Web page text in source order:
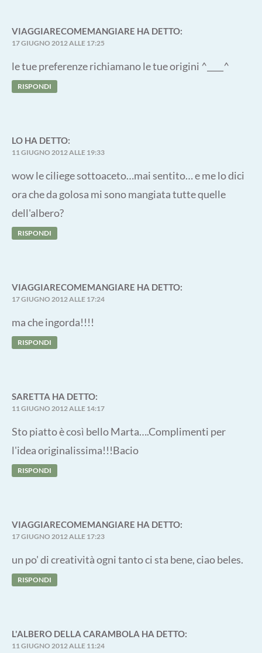
VIAGGIARECOMEMANGIARE HA DETTO:
17 GIUGNO 2012 ALLE 17:25
le tue preferenze richiamano le tue origini ^____^
RISPONDI
LO HA DETTO:
11 GIUGNO 2012 ALLE 19:33
wow le ciliege sottoaceto…mai sentito… e me lo dici
ora che da golosa mi sono mangiata tutte quelle
dell'albero?
RISPONDI
VIAGGIARECOMEMANGIARE HA DETTO:
17 GIUGNO 2012 ALLE 17:24
ma che ingorda!!!!
RISPONDI
SARETTA HA DETTO:
11 GIUGNO 2012 ALLE 14:17
Sto piatto è così bello Marta….Complimenti per
l'idea originalissima!!!Bacio
RISPONDI
VIAGGIARECOMEMANGIARE HA DETTO:
17 GIUGNO 2012 ALLE 17:23
un po' di creatività ogni tanto ci sta bene, ciao beles.
RISPONDI
L'ALBERO DELLA CARAMBOLA HA DETTO:
11 GIUGNO 2012 ALLE 11:24